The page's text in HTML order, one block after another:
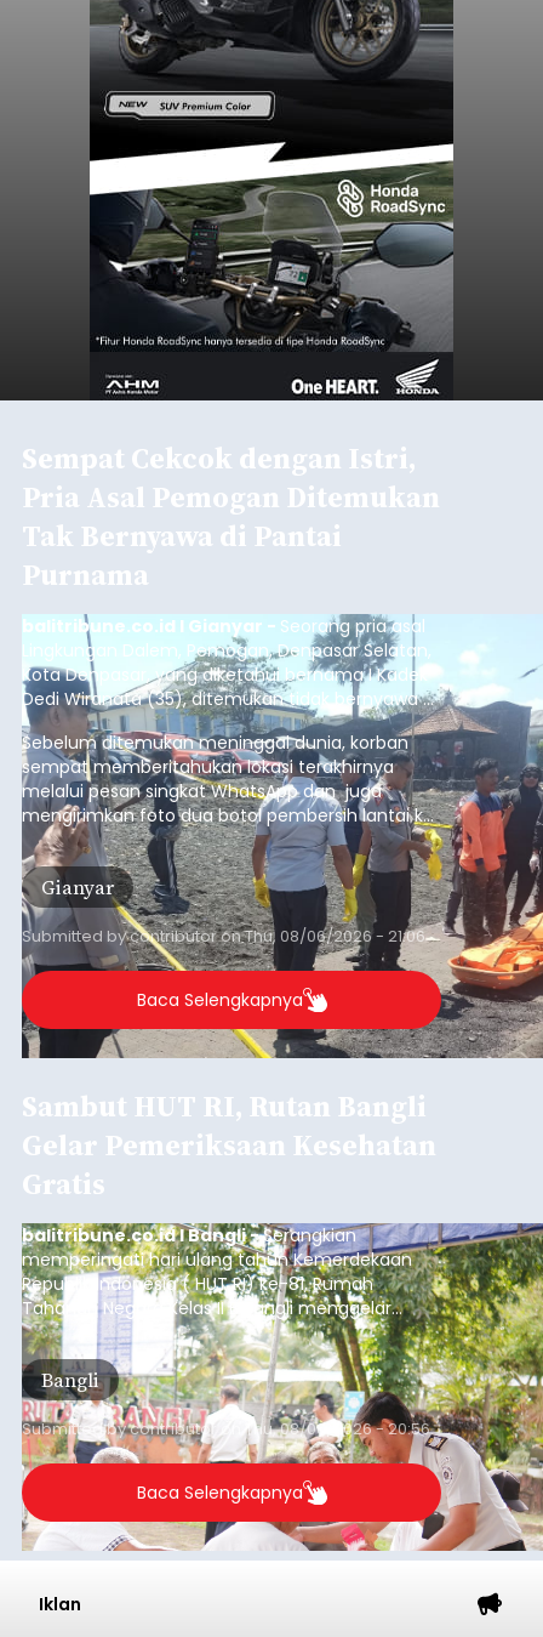
Sempat Cekcok dengan Istri,
Pria Asal Pemogan Ditemukan
Tak Bernyawa di Pantai
Purnama
balitribune.co.id I Gianyar - Seorang pria asal
Lingkungan Dalem, Pemogan, Denpasar Selatan,
Kota Denpasar, yang diketahui bernama I Kadek
Dedi Wiranata (35), ditemukan tidak bernyawa di
pesisir Pantai Purnama, Sukawati.
Sebelum ditemukan meninggal dunia, korban
sempat memberitahukan lokasi terakhirnya
melalui pesan singkat WhatsApp dan juga
mengirimkan foto dua botol pembersih lantai ke
istrinya.
Gianyar
Submitted bycontributoronThu, 08/06/2026 - 21:06
Baca Selengkapnya
Sambut HUT RI, Rutan Bangli
Gelar Pemeriksaan Kesehatan
Gratis
balitribune.co.id I Bangli -Serangkian
memperingati hari ulang tahun Kemerdekaan
Republik Indonesia ( HUT RI) ke-81, Rumah
Tahanan Negara Kelas II B Bangli menggelar
kegiatan pemeriksaan kesehatan gratis, Rabu
(6/8/2026).
Bangli
Submitted bycontributor Thu, 08/06/2026 - 20:56
Baca Selengkapnya
Iklan